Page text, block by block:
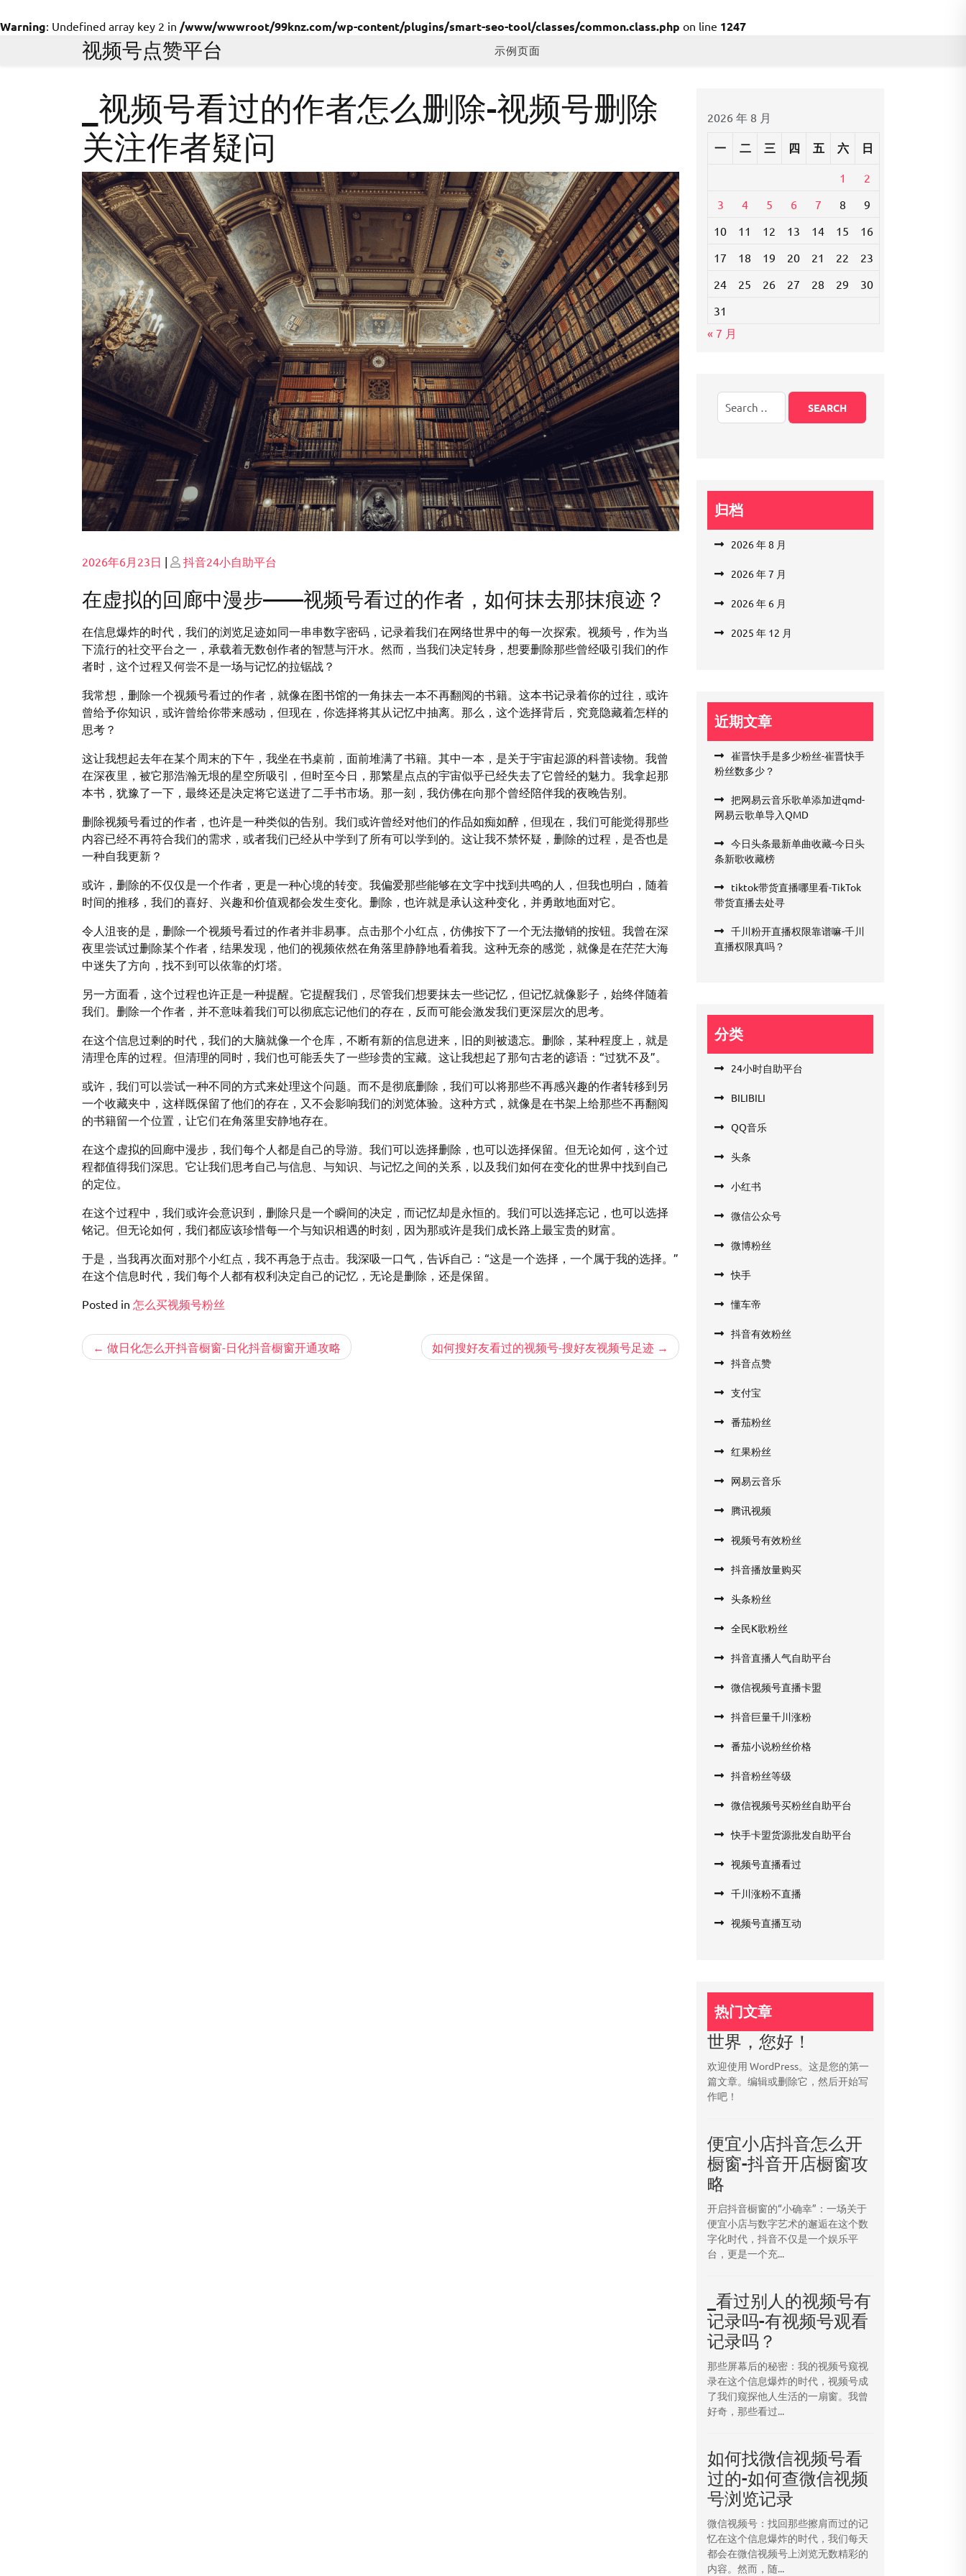
Warning: Undefined array key 2 in /www/wwwroot/99knz.com/wp-content/plugins/smart-seo-tool/classes/common.class.php on line 1247
视频号点赞平台 示例页面
_视频号看过的作者怎么删除-视频号删除
关注作者疑问
Posted
2026年6月23日 | Posted
抖音24小自助平台
在虚拟的回廊中漫步——视频号看过的作者，如何抹去那抹痕迹？
在信息爆炸的时代，我们的浏览足迹如同一串串数字密码，记录着我们在网络世界中的每一次探索。视频号，作为当
下流行的社交平台之一，承载着无数创作者的智慧与汗水。然而，当我们决定转身，想要删除那些曾经吸引我们的作
者时，这个过程又何尝不是一场与记忆的拉锯战？
我常想，删除一个视频号看过的作者，就像在图书馆的一角抹去一本不再翻阅的书籍。这本书记录着你的过往，或许
曾给予你知识，或许曾给你带来感动，但现在，你选择将其从记忆中抽离。那么，这个选择背后，究竟隐藏着怎样的
思考？
这让我想起去年在某个周末的下午，我坐在书桌前，面前堆满了书籍。其中一本，是关于宇宙起源的科普读物。我曾
在深夜里，被它那浩瀚无垠的星空所吸引，但时至今日，那繁星点点的宇宙似乎已经失去了它曾经的魅力。我拿起那
本书，犹豫了一下，最终还是决定将它送进了二手书市场。那一刻，我仿佛在向那个曾经陪伴我的夜晚告别。
删除视频号看过的作者，也许是一种类似的告别。我们或许曾经对他们的作品如痴如醉，但现在，我们可能觉得那些
内容已经不再符合我们的需求，或者我们已经从中学到了所有可以学到的。这让我不禁怀疑，删除的过程，是否也是
一种自我更新？
或许，删除的不仅仅是一个作者，更是一种心境的转变。我偏爱那些能够在文字中找到共鸣的人，但我也明白，随着
时间的推移，我们的喜好、兴趣和价值观都会发生变化。删除，也许就是承认这种变化，并勇敢地面对它。
令人沮丧的是，删除一个视频号看过的作者并非易事。点击那个小红点，仿佛按下了一个无法撤销的按钮。我曾在深
夜里尝试过删除某个作者，结果发现，他们的视频依然在角落里静静地看着我。这种无奈的感觉，就像是在茫茫大海
中迷失了方向，找不到可以依靠的灯塔。
另一方面看，这个过程也许正是一种提醒。它提醒我们，尽管我们想要抹去一些记忆，但记忆就像影子，始终伴随着
我们。删除一个作者，并不意味着我们可以彻底忘记他们的存在，反而可能会激发我们更深层次的思考。
在这个信息过剩的时代，我们的大脑就像一个仓库，不断有新的信息进来，旧的则被遗忘。删除，某种程度上，就是
清理仓库的过程。但清理的同时，我们也可能丢失了一些珍贵的宝藏。这让我想起了那句古老的谚语：“过犹不及”。
或许，我们可以尝试一种不同的方式来处理这个问题。而不是彻底删除，我们可以将那些不再感兴趣的作者转移到另
一个收藏夹中，这样既保留了他们的存在，又不会影响我们的浏览体验。这种方式，就像是在书架上给那些不再翻阅
的书籍留一个位置，让它们在角落里安静地存在。
在这个虚拟的回廊中漫步，我们每个人都是自己的导游。我们可以选择删除，也可以选择保留。但无论如何，这个过
程都值得我们深思。它让我们思考自己与信息、与知识、与记忆之间的关系，以及我们如何在变化的世界中找到自己
的定位。
在这个过程中，我们或许会意识到，删除只是一个瞬间的决定，而记忆却是永恒的。我们可以选择忘记，也可以选择
铭记。但无论如何，我们都应该珍惜每一个与知识相遇的时刻，因为那或许是我们成长路上最宝贵的财富。
于是，当我再次面对那个小红点，我不再急于点击。我深吸一口气，告诉自己：“这是一个选择，一个属于我的选择。”
在这个信息时代，我们每个人都有权利决定自己的记忆，无论是删除，还是保留。
Posted in 怎么买视频号粉丝
文 做日化怎么开抖音橱窗-日化抖音橱窗开通攻略 如何搜好友看过的视频号-搜好友视频号足迹
2026 年 8 月
一 二 三 四 五 六 日
1
2
3
4 5 6 7 8
9
10
11 12 13 14 15
16
17
18 19 20 21 22
23
24
25 26 27 28 29
30
31
« 7 月
归档
2026 年 8 月
2026 年 7 月
2026 年 6 月
2025 年 12 月
近期文章
崔晋快手是多少粉丝-崔晋快手
粉丝数多少？
把网易云音乐歌单添加进qmd-
网易云歌单导入QMD
今日头条最新单曲收藏-今日头
条新歌收藏榜
tiktok带货直播哪里看-TikTok
带货直播去处寻
千川粉开直播权限靠谱嘛-千川
直播权限真吗？
分类
24小时自助平台
BILIBILI
QQ音乐
头条
小红书
微信公众号
微博粉丝
快手
懂车帝
抖音有效粉丝
抖音点赞
支付宝
番茄粉丝
红果粉丝
网易云音乐
腾讯视频
视频号有效粉丝
抖音播放量购买
头条粉丝
全民K歌粉丝
抖音直播人气自助平台
微信视频号直播卡盟
抖音巨量千川涨粉
番茄小说粉丝价格
抖音粉丝等级
微信视频号买粉丝自助平台
快手卡盟货源批发自助平台
视频号直播看过
千川涨粉不直播
视频号直播互动
热门文章
世界，您好！
欢迎使用 WordPress。这是您的第一
篇文章。编辑或删除它，然后开始写
作吧！
便宜小店抖音怎么开
橱窗-抖音开店橱窗攻
略
开启抖音橱窗的“小确幸”：一场关于
便宜小店与数字艺术的邂逅在这个数
字化时代，抖音不仅是一个娱乐平
台，更是一个充...
_看过别人的视频号有
记录吗-有视频号观看
记录吗？
那些屏幕后的秘密：我的视频号窥视
录在这个信息爆炸的时代，视频号成
了我们窥探他人生活的一扇窗。我曾
好奇，那些看过...
如何找微信视频号看
过的-如何查微信视频
号浏览记录
微信视频号：找回那些擦肩而过的记
忆在这个信息爆炸的时代，我们每天
都会在微信视频号上浏览无数精彩的
内容。然而，随...